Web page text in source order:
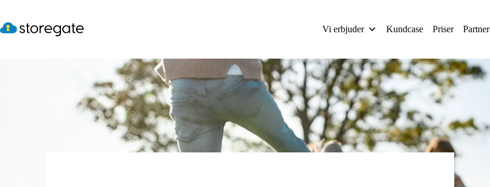
innehåll
Vi erbjuder Kundcase Priser Partner